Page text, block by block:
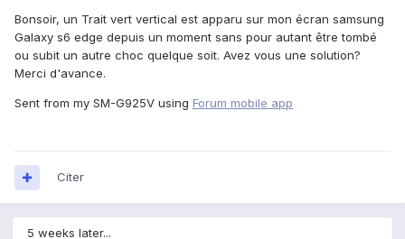
Bonsoir, un Trait vert vertical est apparu sur mon écran samsung
Galaxy s6 edge depuis un moment sans pour autant être tombé
ou subit un autre choc quelque soit. Avez vous une solution?
Merci d'avance.
Sent from my SM-G925V using Forum mobile app
Citer
5 weeks later...